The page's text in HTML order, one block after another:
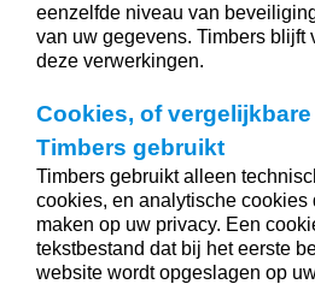
eenzelfde niveau van
van uw gegevens. Timbers blijft
deze verwerkingen.
Cookies, of
Timbers gebruikt
Timbers gebruikt alleen
cookies, en analytische cookies
maken op uw privacy. Een
tekstbestand dat bij het eerste
website wordt opgeslagen op